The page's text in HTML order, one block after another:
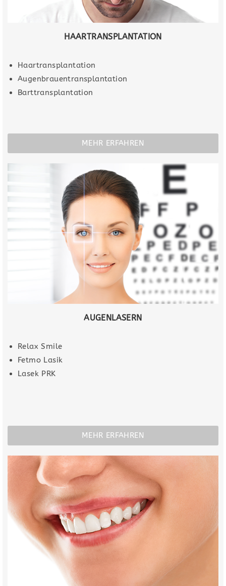
HAARTRANSPLANTATION
Haartransplantation
Augenbrauentransplantation
Barttransplantation
MEHR ERFAHREN
AUGENLASERN
Relax Smile
Fetmo Lasik
Lasek PRK
MEHR ERFAHREN